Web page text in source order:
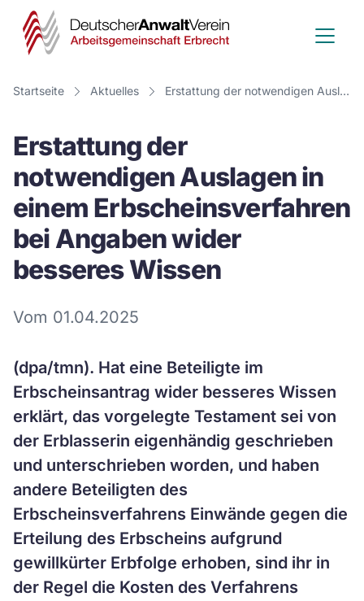
Deutscher
Anwalt
Verein
Erbrecht
Startseite Aktuelles Erstattung der notwendigen Auslagen in einem Erbscheinsverfahren bei Angaben wider besseres Wissen
Erstattung der
notwendigen Auslagen in
einem Erbscheinsverfahren
bei Angaben wider
besseres Wissen
Vom 01.04.2025
(dpa/tmn). Hat eine Beteiligte im
Erbscheinsantrag wider besseres Wissen
erklärt, das vorgelegte Testament sei von
der Erblasserin eigenhändig geschrieben
und unterschrieben worden, und haben
andere Beteiligten des
Erbscheinsverfahrens Einwände gegen die
Erteilung des Erbscheins aufgrund
gewillkürter Erbfolge erhoben, sind ihr in
der Regel die Kosten des Verfahrens